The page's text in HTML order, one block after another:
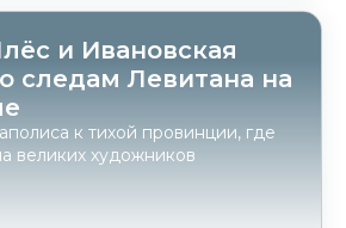
и Ивановская
следам Левитана на
к тихой провинции, где
великих художников